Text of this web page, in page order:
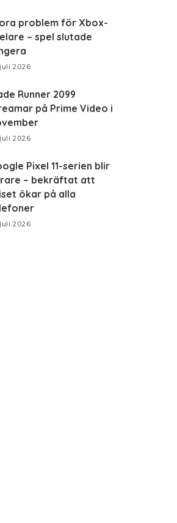
problem för Xbox-
– spel slutade
2026
Runner 2099
på Prime Video i
2026
Pixel 11-serien blir
– bekräftat att
ökar på alla
2026